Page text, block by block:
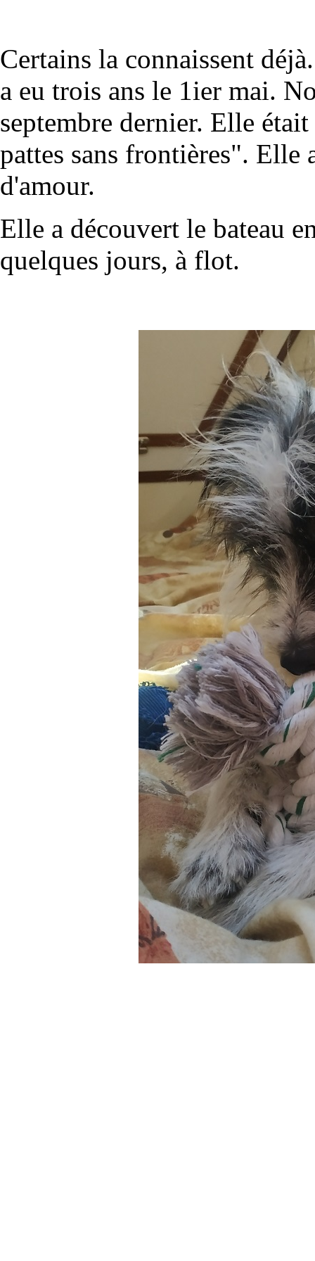
Certains la connaissent
a eu trois ans le 1ier mai.
septembre dernier. Elle
pattes sans frontières". Elle
d'amour.
Elle a découvert le bateau
quelques jours, à flot.